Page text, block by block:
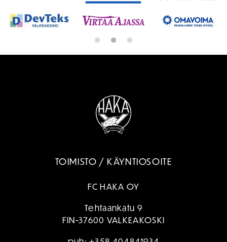
TOIMISTO / KÄYNTIOSOITE
FC HAKA OY
Tehtaankatu 9
FIN-37600 VALKEAKOSKI